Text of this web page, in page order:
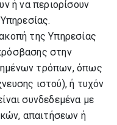
ή να περιορίσουν
της Υπηρεσίας
στην
τρόπων, όπως
ιστού), ή τυχόν
συνδεδεμένα με
απαιτήσεων ή